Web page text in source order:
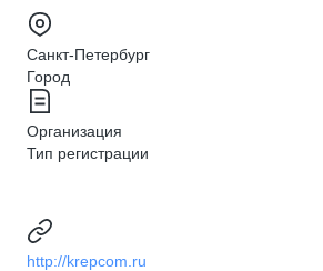
Санкт-Петербург
Город
Организация
Тип регистрации
http://krepcom.ru